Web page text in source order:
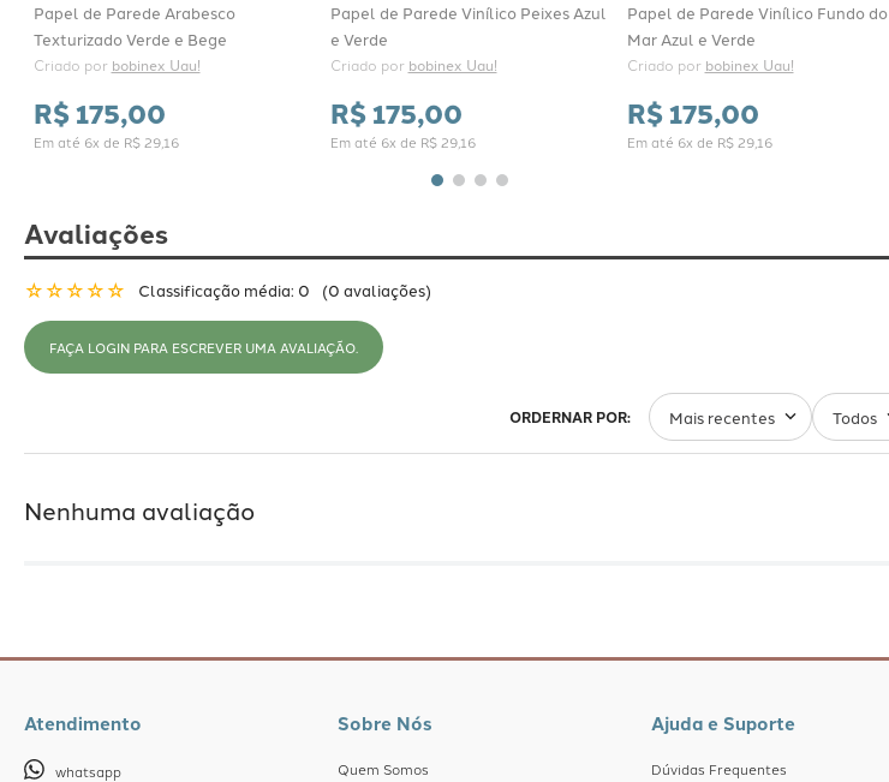
Papel de Parede Arabesco
Texturizado Verde e Bege
Criado por bobinex Uau!
R$175,00
Em até 6x de R$ 29,16
Papel de Parede Vinílico Peixes Azul
e Verde
Criado por bobinex Uau!
R$175,00
Em até 6x de R$ 29,16
Papel de Parede Vinílico Fundo do
Mar Azul e Verde
Criado por bobinex Uau!
R$175,00
Em até 6x de R$ 29,16
Avaliações
☆☆☆☆☆ Classificação média: 0 (0 avaliações)
FAÇA LOGIN PARA ESCREVER UMA AVALIAÇÃO.
Mais recentes Todos
Nenhuma avaliação
Atendimento
whatsapp
Sobre Nós
Quem Somos
Ajuda e Suporte
Dúvidas Frequentes